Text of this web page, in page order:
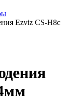
Ezviz CS-H8c